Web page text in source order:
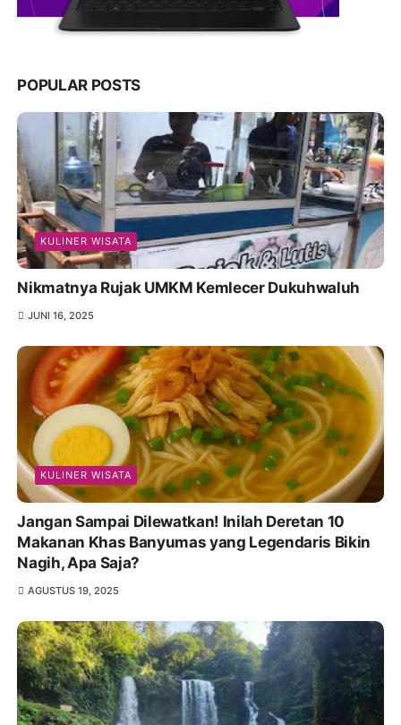
POPULAR POSTS
KULINER WISATA
Nikmatnya Rujak UMKM Kemlecer Dukuhwaluh
JUNI 16, 2025
KULINER WISATA
Jangan Sampai Dilewatkan! Inilah Deretan 10
Makanan Khas Banyumas yang Legendaris Bikin
Nagih, Apa Saja?
AGUSTUS 19, 2025